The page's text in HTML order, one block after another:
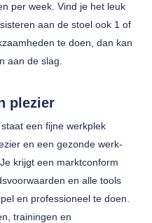
per week. Vind je het leuk
aan de stoel ook 1 of
te doen, dan kan
aan de slag.
plezier
een fijne werkplek
en een gezonde werk-
krijgt een marktconform
en alle tools
en professioneel te doen.
trainingen en